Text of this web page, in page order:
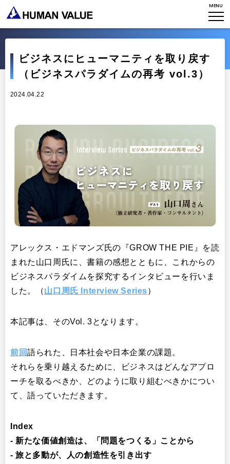
MENU
研究員紹介
アクセスマップ
ミッション・バリュー
会社からのお知らせ
採用について
組織変革
タレント開発
リーダーシップ
出版
プラクティショナー養成
リサーチ
イベント・セミナー
STORIES
NEWS
お知らせ
リサーチ
その他
CONTACT
ビジネスにヒューマニティを取り戻す
（ビジネスパラダイムの再考 vol.3）
2024.04.22
アレックス・エドマンズ氏の『GROW THE PIE』を読
まれた山口周氏に、書籍の感想とともに、これからの
ビジネスパラダイムを探究するインタビューを行いま
した。（山口周氏 Interview Series）
本記事は、そのVol. 3となります。
前回語られた、日本社会や日本企業の課題。
それらを乗り越えるために、ビジネスはどんなアプロ
ーチを取るべきか、どのように取り組むべきかについ
て、語っていただきます。
Index
- 新たな価値創造は、「問題をつくる」ことから
- 旅と多動が、人の創造性を引き出す